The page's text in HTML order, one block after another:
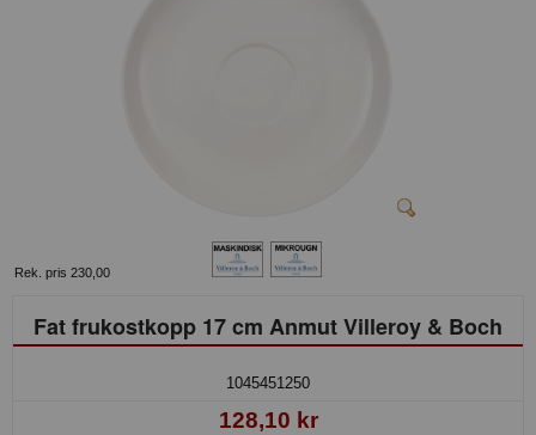
Rek. pris 230,00
Fat frukostkopp 17 cm Anmut Villeroy & Boch
1045451250
128,10 kr